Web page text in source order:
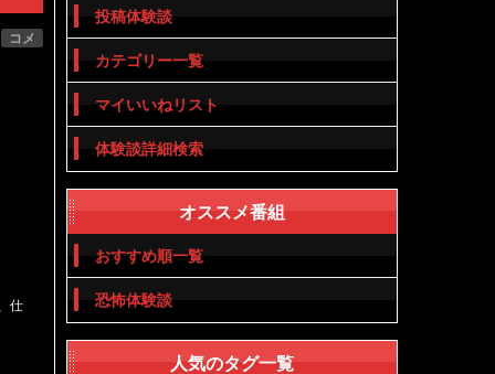
コメ
仕
投稿体験談
カテゴリー一覧
マイいいねリスト
体験談詳細検索
オススメ番組
おすすめ順一覧
恐怖体験談
人気のタグ一覧